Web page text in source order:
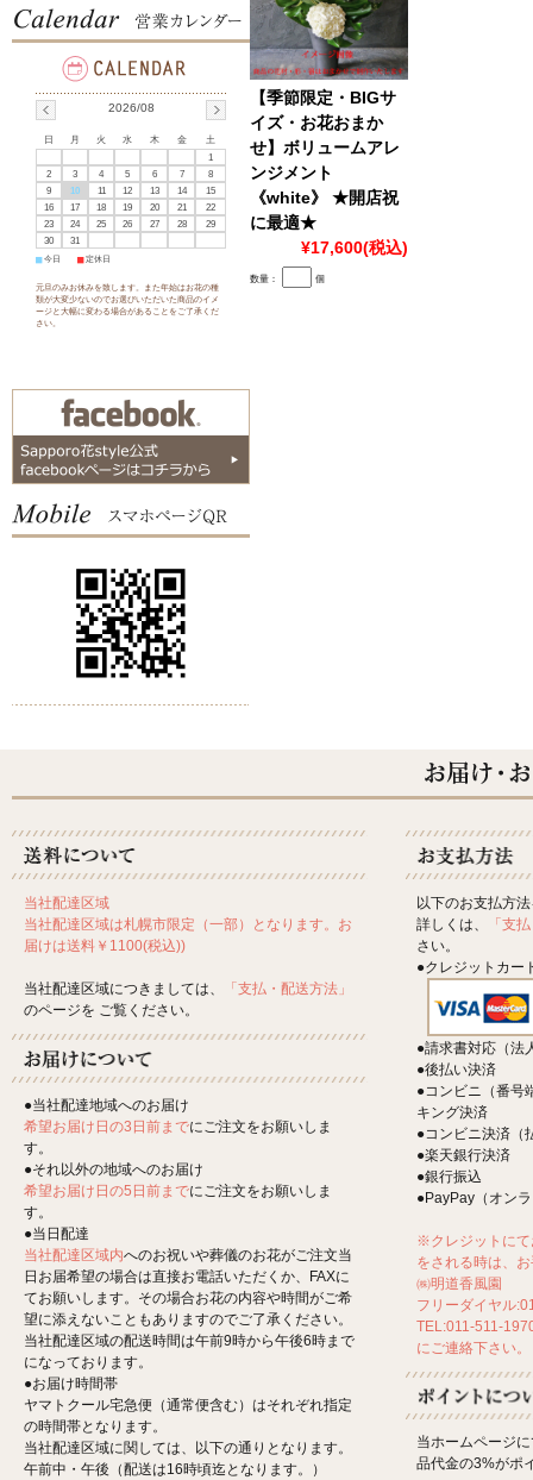
【季節限定・BIGサ
イズ・お花おまか
せ】ボリュームアレ
ンジメント
《white》 ★開店祝
に最適★
¥17,600(税込)
数量： 個
2026/08
日 月 火 水 木 金
土
1
2
3 4 5 6 7
8
9
10 11 12 13 14
15
16
17 18 19 20 21
22
23
24 25 26 27 28
29
30
31
■ 今日 ■ 定休日
元旦のみお休みを致します。また年始はお花の種
類が大変少ないのでお選びいただいた商品のイメ
ージと大幅に変わる場合があることをご了承くだ
さい。
当社配達区域
当社配達区域は札幌市限定（一部）となります。お
届けは送料￥1100(税込))
当社配達区域につきましては、
「支払・配送方法」
のページを ご覧ください。
●当社配達地域へのお届け
希望お届け日の3日前までにご注文をお願いしま
す。
●それ以外の地域へのお届け
希望お届け日の5日前までにご注文をお願いしま
す。
●当日配達
当社配達区域内へのお祝いや葬儀のお花がご注文当
日お届希望の場合は直接お電話いただくか、FAXに
てお願いします。その場合お花の内容や時間がご希
望に添えないこともありますのでご了承ください。
当社配達区域の配送時間は午前9時から午後6時まで
になっております。
●お届け時間帯
ヤマトクール宅急便（通常便含む）はそれぞれ指定
の時間帯となります。
当社配達区域に関しては、以下の通りとなります。
午前中・午後（配送は16時頃迄となります。）
以下のお支払方
詳しくは、
「支
さい。
●クレジットカー
●請求書対応（法
●後払い決済
●コンビニ（番号
キング決済
●コンビニ決済（
●楽天銀行決済
●銀行振込
●PayPay（オン
※クレジットにて
をされる時は、
㈱明道香風園
フリーダイヤル
TEL:011-511-
にご連絡下さい。
当ホームページ
品代金の3%がポ